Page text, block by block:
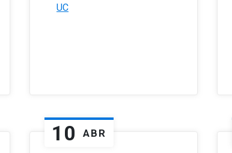
UC
10 ABR